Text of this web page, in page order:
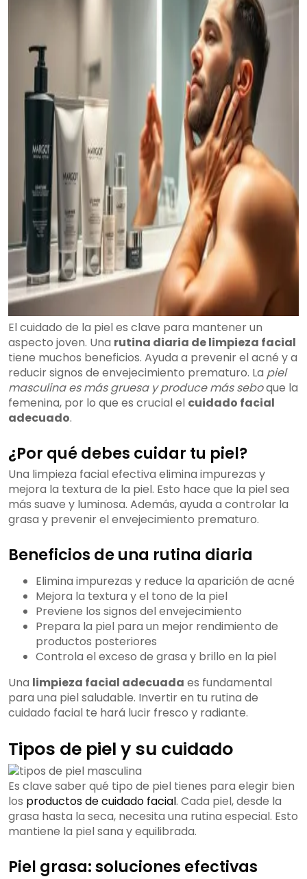
El cuidado de la piel es clave para mantener un
aspecto joven. Una rutina diaria de limpieza facial
tiene muchos beneficios. Ayuda a prevenir el acné y a
reducir signos de envejecimiento prematuro. La piel
masculina es más gruesa y produce más seboque la
femenina, por lo que es crucial el cuidado facial
adecuado.
¿Por qué debes cuidar tu piel?
Una limpieza facial efectiva elimina impurezas y
mejora la textura de la piel. Esto hace que la piel sea
más suave y luminosa. Además, ayuda a controlar la
grasa y prevenir el envejecimiento prematuro.
Beneficios de una rutina diaria
Elimina impurezas y reduce la aparición de acné
Mejora la textura y el tono de la piel
Previene los signos del envejecimiento
Prepara la piel para un mejor rendimiento de
productos posteriores
Controla el exceso de grasa y brillo en la piel
Una limpieza facial adecuada es fundamental
para una piel saludable. Invertir en tu rutina de
cuidado facial te hará lucir fresco y radiante.
Tipos de piel y su cuidado
Es clave saber qué tipo de piel tienes para elegir bien
los productos de cuidado facial. Cada piel, desde la
grasa hasta la seca, necesita una rutina especial. Esto
mantiene la piel sana y equilibrada.
Piel grasa: soluciones efectivas